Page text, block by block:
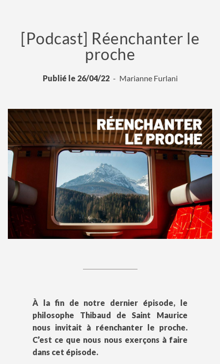
[Podcast] Réenchanter le
proche
Publié le 26/04/22 Marianne Furlani
À la fin de notre dernier épisode, le
philosophe Thibaud de Saint Maurice
nous invitait à réenchanter le proche.
C’est ce que nous nous exerçons à faire
dans cet épisode.